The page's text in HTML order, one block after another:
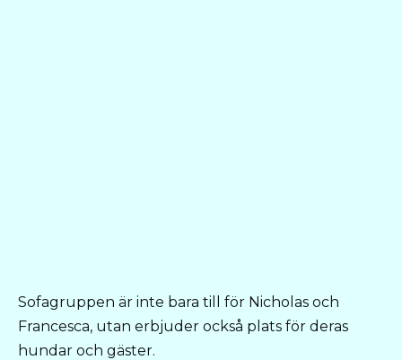
Sofagruppen är inte bara till för Nicholas och
Francesca, utan erbjuder också plats för deras
hundar och gäster.